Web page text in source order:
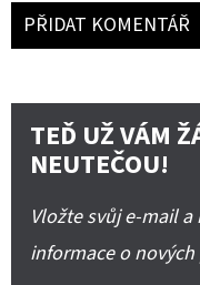
PŘIDAT KOMENTÁŘ
TEĎ UŽ VÁM
NEUTEČOU!
Vložte svůj e-mail
informace o